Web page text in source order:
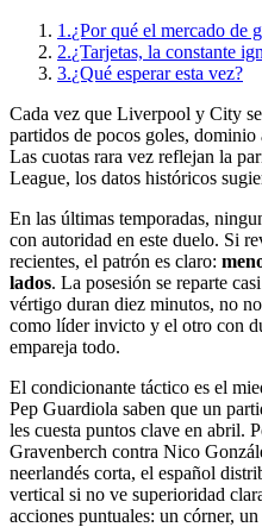
1.¿Por qué el mercado de
2.¿Tarjetas, la constante
3.¿Qué esperar esta vez?
Cada vez que Liverpool y City
partidos de pocos goles,
Las cuotas rara vez reflejan la
League, los datos históricos
En las últimas temporadas,
con autoridad en este duelo. Si
recientes, el patrón es claro:
lados. La posesión se reparte
vértigo duran diez minutos, no
como líder invicto y el otro con
empareja todo.
El condicionante táctico es el
Pep Guardiola saben que un
les cuesta puntos clave en abril.
Gravenberch contra Nico
neerlandés corta, el español
vertical si no ve superioridad
acciones puntuales: un córner,